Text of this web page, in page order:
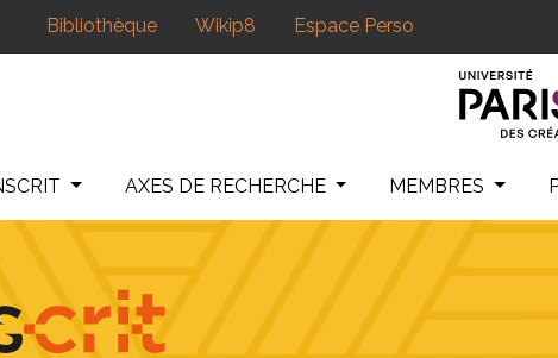
Bibliothèque Wikip8 Espace Perso
AXES DE RECHERCHE MEMBRES